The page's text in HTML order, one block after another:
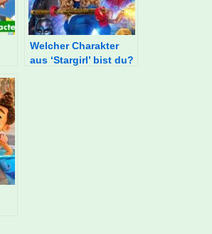
Welcher Charakter
aus ‘Stargirl’ bist du?